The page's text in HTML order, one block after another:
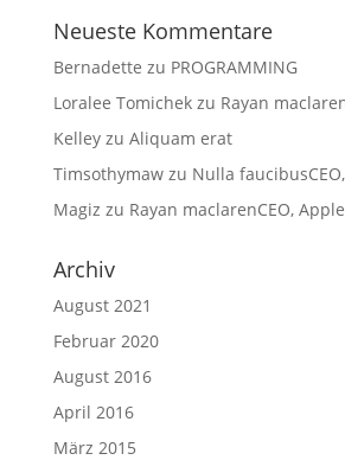
Neueste Kommentare
Bernadette zu PROGRAMMING
Loralee Tomichekzu Rayan
Kelleyzu Aliquam erat
Timsothymawzu Nulla
Magiz zu Rayan maclarenCEO,
Archiv
August 2021
Februar 2020
August 2016
April 2016
März 2015